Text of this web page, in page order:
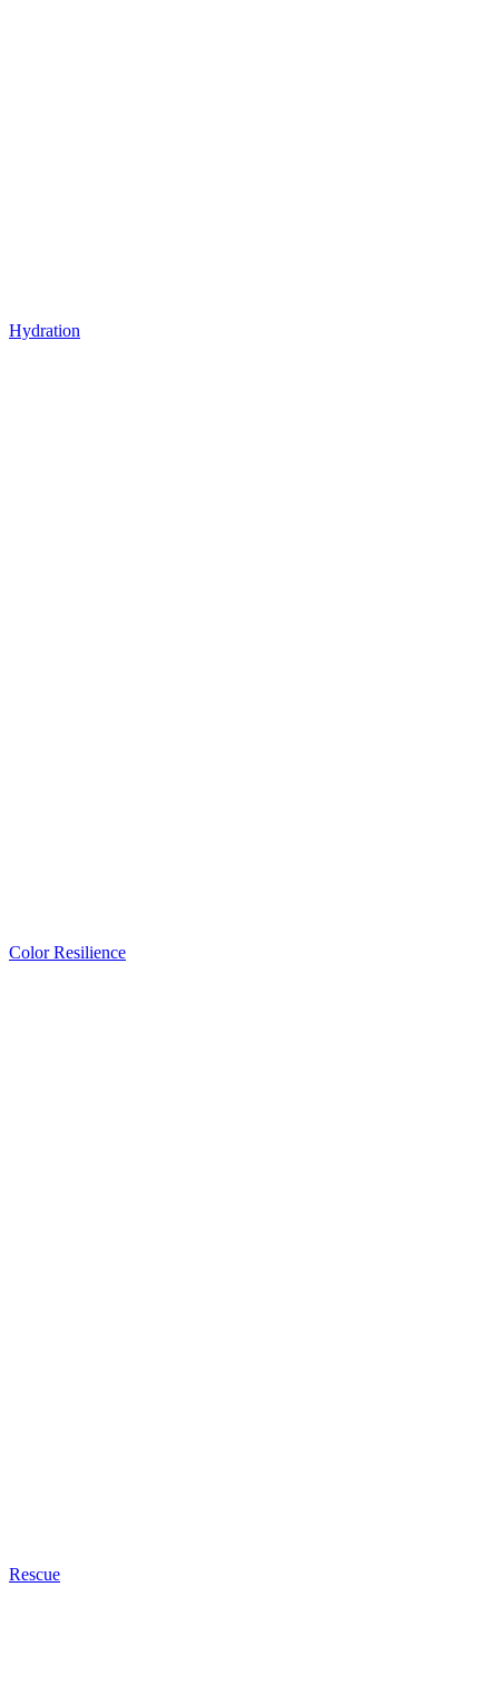
Hydration
Color Resilience
Rescue